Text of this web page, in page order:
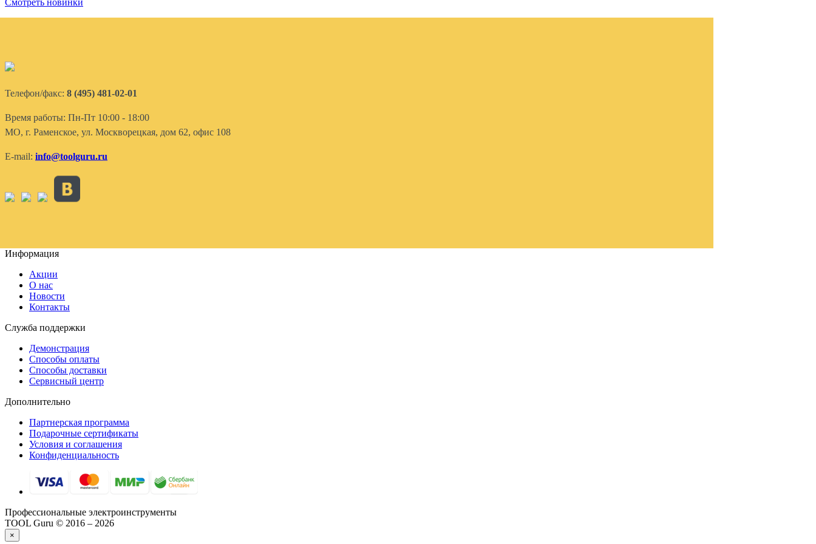
Телефон/факс: 8 (495) 481-02-01
Время работы: Пн-Пт 10:00 - 18:00
МО, г. Раменское, ул. Москворецкая, дом 62, офис 108
E-mail: info@toolguru.ru
Информация
Акции
О нас
Новости
Контакты
Служба поддержки
Демонстрация
Способы оплаты
Способы доставки
Сервисный центр
Дополнительно
Партнерская программа
Подарочные сертификаты
Условия и соглашения
Конфиденциальность
Профессиональные электроинструменты
TOOL Guru © 2016 – 2026
×